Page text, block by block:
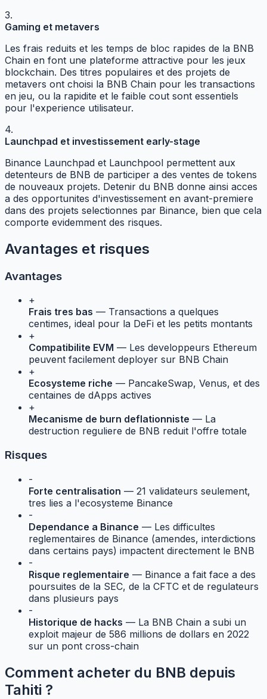
3.
Gaming et metavers
Les frais reduits et les temps de bloc rapides de la BNB
Chain en font une plateforme attractive pour les jeux
blockchain. Des titres populaires et des projets de
metavers ont choisi la BNB Chain pour les transactions
en jeu, ou la rapidite et le faible cout sont essentiels
pour l'experience utilisateur.
4.
Launchpad et investissement early-stage
Binance Launchpad et Launchpool permettent aux
detenteurs de BNB de participer a des ventes de tokens
de nouveaux projets. Detenir du BNB donne ainsi acces
a des opportunites d'investissement en avant-premiere
dans des projets selectionnes par Binance, bien que cela
comporte evidemment des risques.
Avantages et risques
Avantages
+
Frais tres bas — Transactions a quelques
centimes, ideal pour la DeFi et les petits montants
+
Compatibilite EVM — Les developpeurs Ethereum
peuvent facilement deployer sur BNB Chain
+
Ecosysteme riche — PancakeSwap, Venus, et des
centaines de dApps actives
+
Mecanisme de burn deflationniste — La
destruction reguliere de BNB reduit l'offre totale
Risques
-
Forte centralisation — 21 validateurs seulement,
tres lies a l'ecosysteme Binance
-
Dependance a Binance — Les difficultes
reglementaires de Binance (amendes, interdictions
dans certains pays) impactent directement le BNB
-
Risque reglementaire — Binance a fait face a des
poursuites de la SEC, de la CFTC et de regulateurs
dans plusieurs pays
-
Historique de hacks — La BNB Chain a subi un
exploit majeur de 586 millions de dollars en 2022
sur un pont cross-chain
Comment acheter du BNB depuis
Tahiti ?